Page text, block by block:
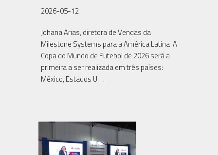
2026-05-12
Johana Arias, diretora de Vendas da
Milestone Systems para a América Latina A
Copa do Mundo de Futebol de 2026 será a
primeira a ser realizada em três países:
México, Estados U. . .